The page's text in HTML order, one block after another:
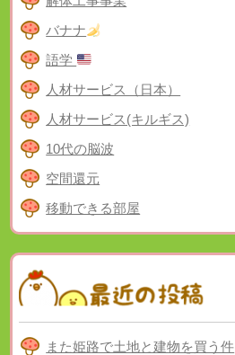
バナナ
語学
人材サービス（日本）
人材サービス(キルギス)
10代の脳波
空間還元
移動できる部屋
また姫路で土地と建物を買う件